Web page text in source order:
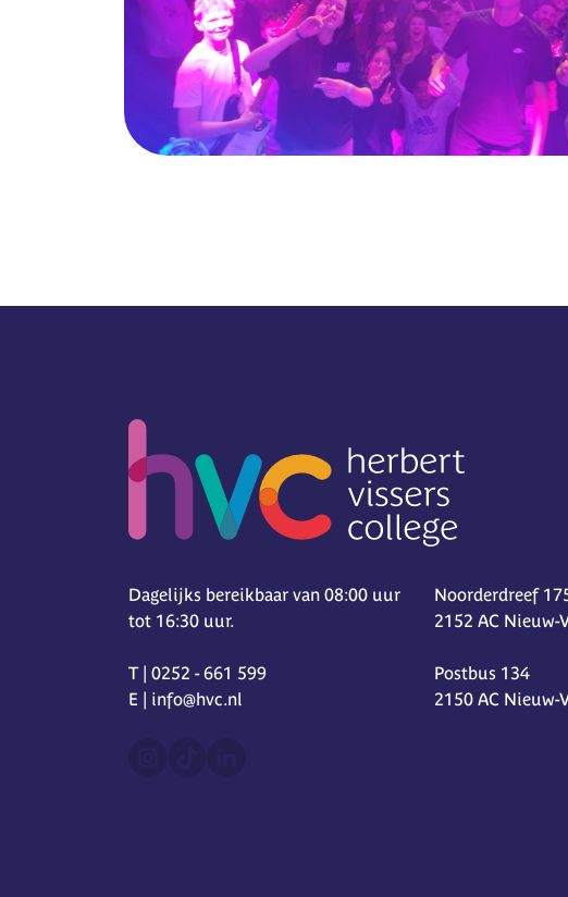
Dagelijks bereikbaar van 08:00 uur
tot 16:30 uur.
T | 0252 - 661 599
E | info@hvc.nl
Noorderdreef
2152 AC Nieuw-
Postbus 134
2150 AC Nieuw-